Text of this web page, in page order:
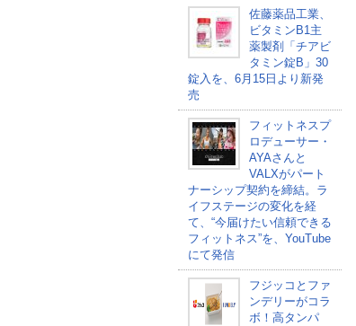
佐藤薬品工業、
ビタミンB1主
薬製剤「チアビ
タミン錠B」30
錠入を、6月15日より新発
売
フィットネスプ
ロデューサー・
AYAさんと
VALXがパート
ナーシップ契約を締結。ラ
イフステージの変化を経
て、“今届けたい信頼できる
フィットネス”を、YouTube
にて発信
フジッコとファ
ンデリーがコラ
ボ！高タンパ